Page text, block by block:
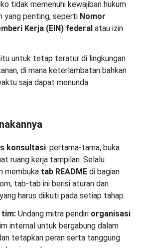
tidak memenuhi kewajiban hukum
yang penting, seperti Nomor
Kerja (EIN) federal atau izin
jitu untuk tetap teratur di lingkungan
di mana keterlambatan bahkan
saja dapat menunda
konsultasi: pertama-tama, buka
ruang kerja tampilan. Selalu
membuka tab README di bagian
tab-tab ini berisi aturan dan
harus diikuti pada setiap tahap.
tim: Undang mitra pendiri organisasi
internal untuk bergabung dalam
tetapkan peran serta tanggung